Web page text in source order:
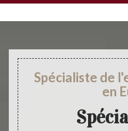
Spécialiste de
en